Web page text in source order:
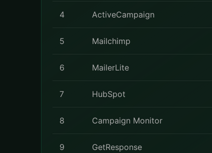
4 ActiveCampaign
5 Mailchimp
6 MailerLite
7 HubSpot
8 Campaign Monitor
9 GetResponse